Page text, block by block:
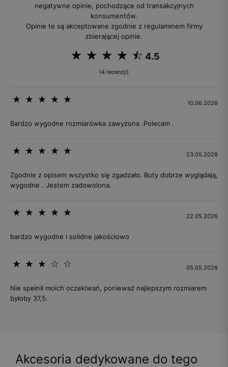
negatywne opinie, pochodzące od transakcyjnych
konsumentów.
Opinie te są akceptowane zgodnie z regulaminem firmy
zbierającej opinie.
4.5
(4 recenzji)
10.06.2026
Bardzo wygodne rozmiarówka zawyżona .Polecam .
23.05.2026
Zgodnie z opisem wszystko się zgadzało. Buty dobrze wyglądają,
wygodne . Jestem zadowolona.
22.05.2026
bardzo wygodne i solidne jakościowo
05.05.2026
Nie spełnił moich oczekiwań, ponieważ najlepszym rozmiarem
byłoby 37,5.
Akcesoria dedykowane do tego